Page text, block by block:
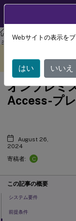
Citrix Secure Private
ミス
翻訳されています。
オンプレミ
Access-プ
August 26,
2024
寄稿者:
C
この記事の概要
システム要件
前提条件
Webサイトの表示を
はい いいえ